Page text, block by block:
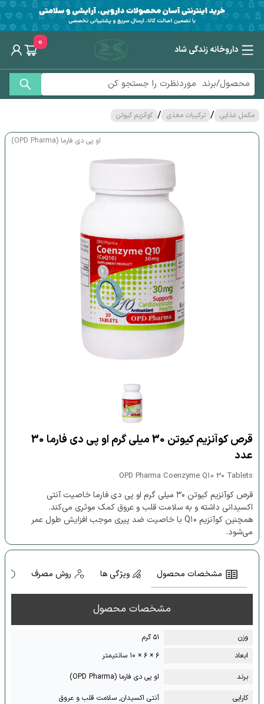
داروخانه زندگی شاد
0
مکمل غذایی / ترکیبات مغذی / کوآنزیم کیوتن
او پی دی فارما (OPD Pharma)
قرص کوآنزیم کیوتن 30 میلی گرم او پی دی فارما 30
عدد
OPD Pharma Coenzyme Q10 30 Tablets
قرص کوآنزیم کیوتن ۳۰ میلی گرم او پی دی فارما خاصیت آنتی
اکسیدانی داشته و به سلامت قلب و عروق کمک موثری می‌کند.
همچنین کوآنزیم Q۱۰ با خاصیت ضد پیری موجب افزایش طول عمر
می‌شود.
مشخصات محصول ویژگی ها روش مصرف
مشخصات محصول
وزن
۵۱ گرم
ابعاد
۶ × ۶ × ۱۰ سانتیمتر
برند
او پی دی فارما (OPD Pharma)
کارایی
آنتی اکسیدان, سلامت قلب و عروق